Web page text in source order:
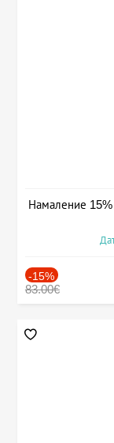
Намаление
-15%
83.00€